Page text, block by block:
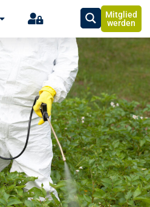
Mitglied
werden